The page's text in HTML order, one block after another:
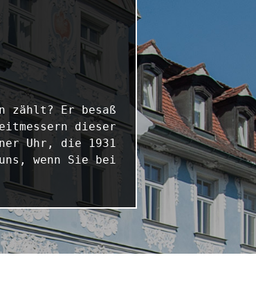
zählt? Er besaß
dieser
Uhr, die 1931
wenn Sie bei